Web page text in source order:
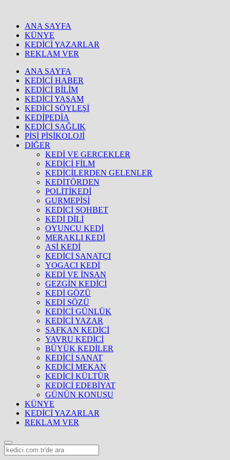
ANA SAYFA
KÜNYE
KEDİCİ YAZARLAR
REKLAM VER
ANA SAYFA
KEDİCİ HABER
KEDİCİ BİLİM
KEDİCİ YAŞAM
KEDİCİ SÖYLEŞİ
KEDİPEDİA
KEDİCİ SAĞLIK
PİSİ PİSİKOLOJİ
DİĞER
KEDİ VE GERÇEKLER
KEDİCİ FİLM
KEDİCİLERDEN GELENLER
KEDİTÖRDEN
POLİTİKEDİ
GURMEPİSİ
KEDİCİ SOHBET
KEDİ DİLİ
OYUNCU KEDİ
MERAKLI KEDİ
ASİ KEDİ
KEDİCİ SANATÇI
YOGACI KEDİ
KEDİ VE İNSAN
GEZGİN KEDİCİ
KEDİ GÖZÜ
KEDİ SÖZÜ
KEDİCİ GÜNLÜK
KEDİCİ YAZAR
SAFKAN KEDİCİ
YAVRU KEDİCİ
BÜYÜK KEDİLER
KEDİCİ SANAT
KEDİCİ MEKAN
KEDİCİ KÜLTÜR
KEDİCİ EDEBİYAT
GÜNÜN KONUSU
KÜNYE
KEDİCİ YAZARLAR
REKLAM VER